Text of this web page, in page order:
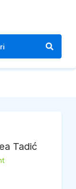
Tadić